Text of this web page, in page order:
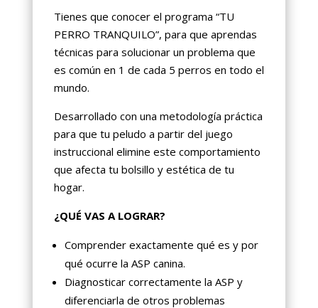
Tienes que conocer el programa “TU
PERRO TRANQUILO”, para que aprendas
técnicas para solucionar un problema que
es común en 1 de cada 5 perros en todo el
mundo.
Desarrollado con una metodología práctica
para que tu peludo a partir del juego
instruccional elimine este comportamiento
que afecta tu bolsillo y estética de tu
hogar.
¿QUÉ VAS A LOGRAR?
Comprender exactamente qué es y por
qué ocurre la ASP canina.
Diagnosticar correctamente la ASP y
diferenciarla de otros problemas